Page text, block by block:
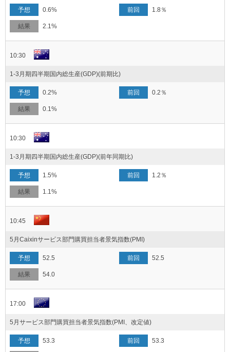
0.6% 1.8％
2.1%
10:30
1-3月期四半期国内総生産(GDP)(前期比)
0.2% 0.2％
0.1%
10:30
1-3月期四半期国内総生産(GDP)(前年同期比)
1.5% 1.2％
1.1%
10:45
5月Caixinサービス部門購買担当者景気指数(PMI)
52.5 52.5
54.0
17:00
5月サービス部門購買担当者景気指数(PMI、改定値)
53.3 53.3